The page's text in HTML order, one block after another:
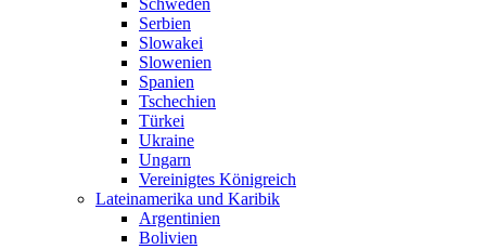
Schweden
Serbien
Slowakei
Slowenien
Spanien
Tschechien
Türkei
Ukraine
Ungarn
Vereinigtes Königreich
Lateinamerika und Karibik
Argentinien
Bolivien